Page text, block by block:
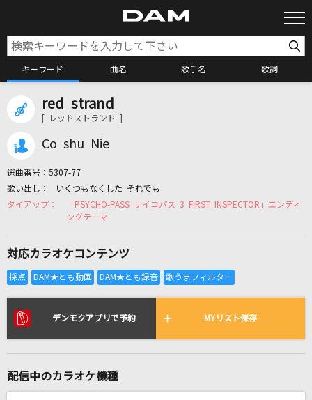
キーワード 曲名 歌手名 歌詞
カラオケリクエスト
全国りれき
リアルタイムで歌われている曲の一覧
夜もすがら君想ふ
ニシエヒガシエ(ビデオクリップバージョン)
red strand
[ レッドストランド ]
Co shu Nie
選曲番号： 5307-77
いくつもなくした それでも
「PSYCHO-PASS サイコパス 3 FIRST INSPECTOR」エンディ
ングテーマ
対応カラオケコンテンツ
デンモクアプリで予約 MYリスト保存
配信中のカラオケ機種